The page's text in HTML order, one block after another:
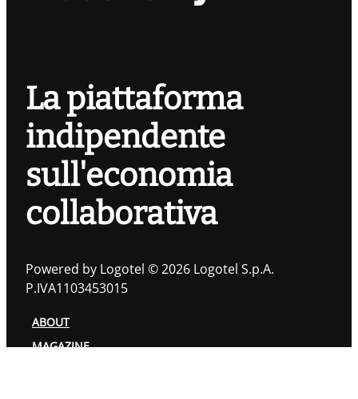
La piattaforma
indipendente
sull'economia
collaborativa
Powered by Logotel © 2026 Logotel S.p.A.
P.IVA1103453015
ABOUT
MAGAZINE